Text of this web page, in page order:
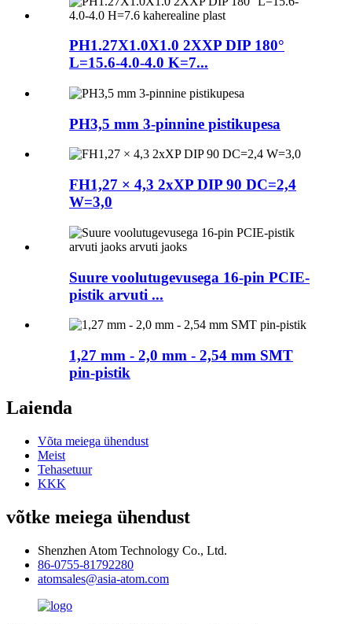
PH1.27X1.0X1.0 2XXP DIP 180°
L=15.6-4.0-4.0 K=7...
PH3,5 mm 3-pinnine pistikupesa
FH1,27 × 4,3 2xXP DIP 90 DC=2,4
W=3,0
Suure voolutugevusega 16-pin PCIE-
pistik arvuti ...
1,27 mm - 2,0 mm - 2,54 mm SMT
pin-pistik
Laienda
Võta meiega ühendust
Meist
Tehasetuur
KKK
võtke meiega ühendust
Shenzhen Atom Technology Co., Ltd.
86-0755-81792280
atomsales@asia-atom.com